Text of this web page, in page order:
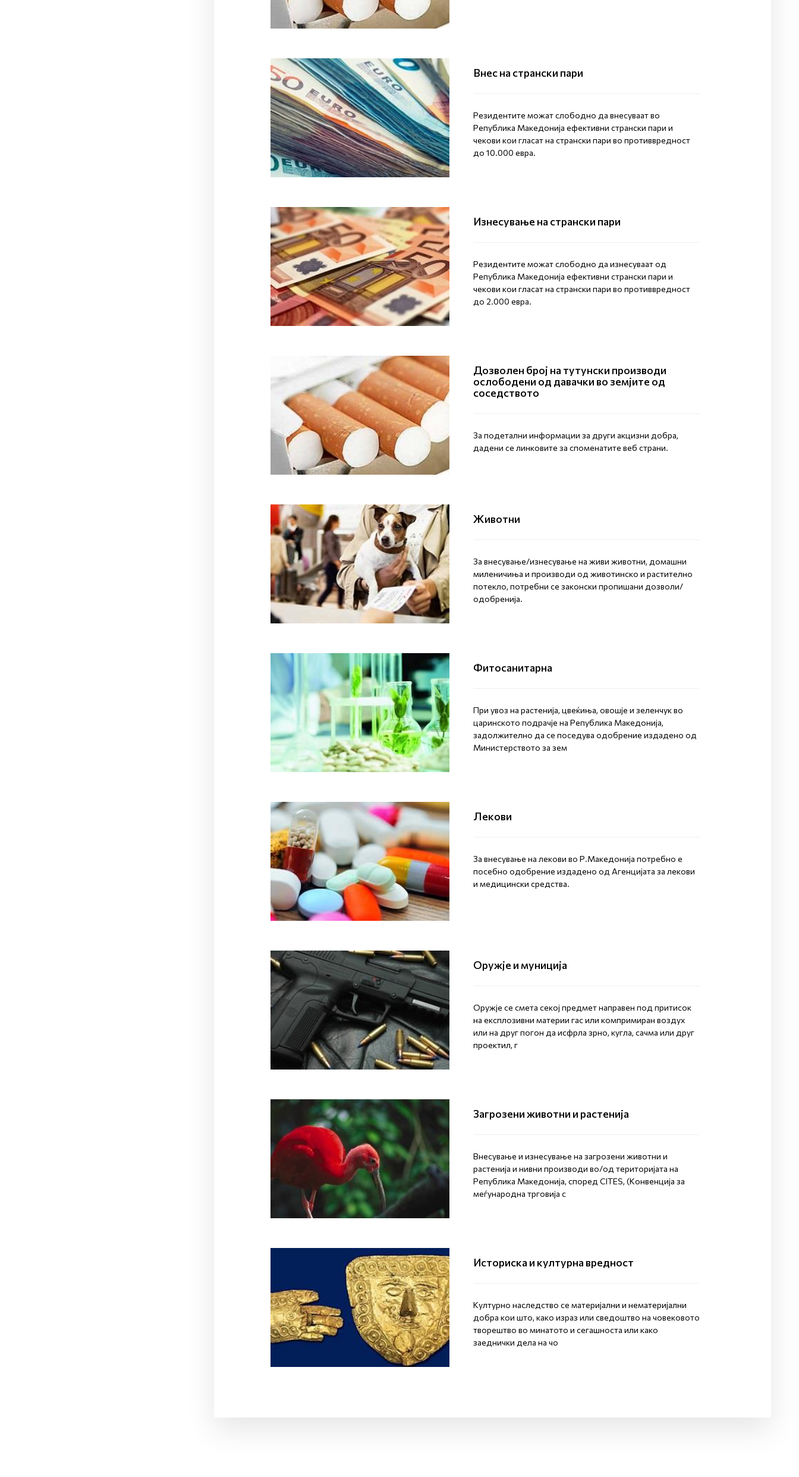
Внес на странски пари
Резидентите можат слободно да внесуваат во
Република Македонија ефективни странски пари и
чекови кои гласат на странски пари во противвредност
до 10.000 евра.
Изнесување на странски пари
Резидентите можат слободно да изнесуваат од
Република Македонија ефективни странски пари и
чекови кои гласат на странски пари во противвредност
до 2.000 евра.
Дозволен број на тутунски производи
ослободени од давачки во земјите од
соседството
За подетални информации за други акцизни добра,
дадени се линковите за споменатите веб страни.
Животни
За внесување/изнесување на живи животни, домашни
миленичиња и производи од животинско и растително
потекло, потребни се законски пропишани дозволи/
одобренија.
Фитосанитарна
При увоз на растенија, цвеќиња, овошје и зеленчук во
царинското подрачје на Република Македонија,
задолжително да се поседува одобрение издадено од
Министерството за зем
Лекови
За внесување на лекови во Р.Македонија потребно е
посебно одобрение издадено од Агенцијата за лекови
и медицински средства.
Оружје и муниција
Оружје се смета секој предмет направен под притисок
на експлозивни материи гас или компримиран воздух
или на друг погон да исфрла зрно, кугла, сачма или друг
проектил, г
Загрозени животни и растенија
Внесување и изнесување на загрозени животни и
растенија и нивни производи во/од територијата на
Република Mакедонија, според CITES, (Конвенција за
меѓународна трговија с
Историска и културна вредност
Културно наследство се материјални и нематеријални
добра кои што, како израз или сведоштво на човековото
творештво во минатото и сегашноста или како
заеднички дела на чо